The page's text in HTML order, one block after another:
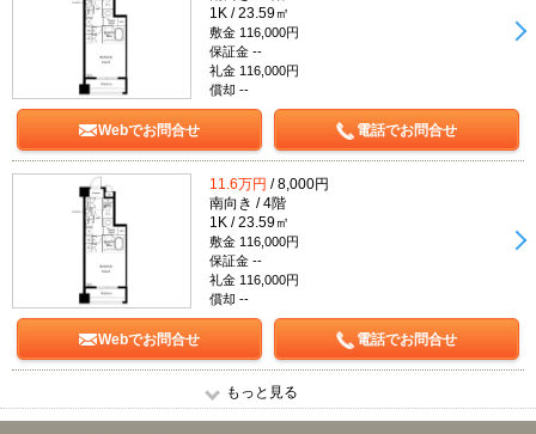
1K / 23.59㎡
敷金 116,000円
保証金 --
礼金 116,000円
償却 --
Webでお問合せ 電話でお問合せ
11.6万円 / 8,000円
南向き / 4階
1K / 23.59㎡
敷金 116,000円
保証金 --
礼金 116,000円
償却 --
Webでお問合せ 電話でお問合せ
もっと見る